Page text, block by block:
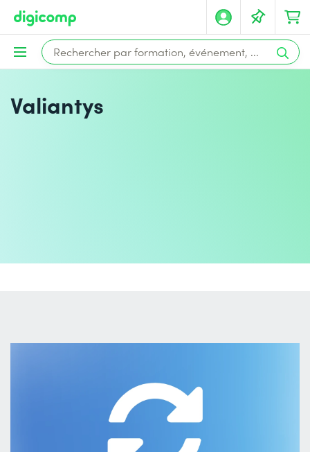
Valiantys